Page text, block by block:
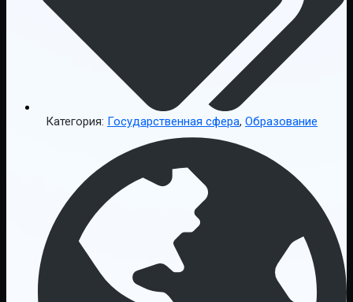
Категория: Государственная сфера, Образование